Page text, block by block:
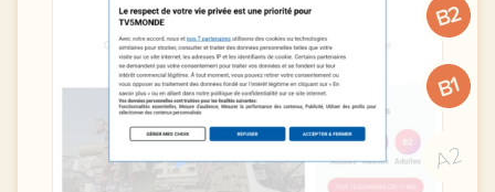
B2
B1
A2